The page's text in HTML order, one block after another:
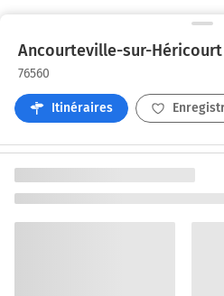
Ancourteville-sur-Héricourt
76560
Itinéraires